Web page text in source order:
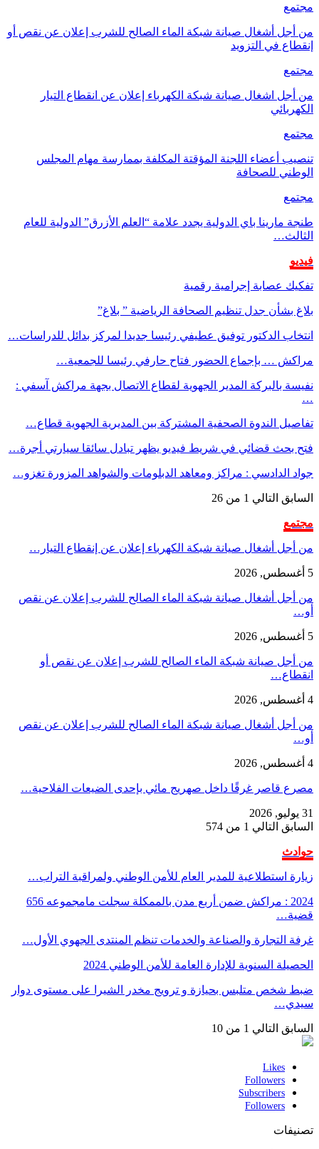
مجتمع
من أجل أشغال صيانة شبكة الماء الصالح للشرب إعلان عن نقص أو
إنقطاع في التزويد
مجتمع
من أجل اشغال صيانة شبكة الكهرباء إعلان عن انقطاع التيار
الكهربائي
مجتمع
تنصيب أعضاء اللجنة المؤقتة المكلفة بممارسة مهام المجلس
الوطني للصحافة
مجتمع
طنجة مارينا باي الدولية يجدد علامة “العلم الأزرق” الدولية للعام
الثالث…
فيديو
تفكيك عصابة إجرامية رقمية
بلاغ بشأن جدل تنظيم الصحافة الرياضية ” بلاغ”
انتخاب الدكتور توفيق عطيفي رئيسا جديدا لمركز بدائل للدراسات…
مراكش … بإجماع الحضور فتاح حارفي رئيسا للجمعية…
نفيسة بالبركة المدير الجهوية لقطاع الاتصال بجهة مراكش آسفي :
…
تفاصيل الندوة الصحفية المشتركة بين المديرية الجهوية قطاع…
فتح بحث قضائي في شريط فيديو يظهر تبادل سائقا سيارتي أجرة…
جواد الدادسي : مراكز ومعاهد الدبلومات والشواهد المزورة تغزو…
السابق التالي 1 من 26
مجتمع
من أجل أشغال صيانة شبكة الكهرباء إعلان عن إنقطاع التيار…
5 أغسطس, 2026
من أجل أشغال صيانة شبكة الماء الصالح للشرب إعلان عن نقص
أو…
5 أغسطس, 2026
من أجل صيانة شبكة الماء الصالح للشرب إعلان عن نقص أو
انقطاع…
4 أغسطس, 2026
من أجل أشغال صيانة شبكة الماء الصالح للشرب إعلان عن نقص
أو…
4 أغسطس, 2026
مصرع قاصر غرقًا داخل صهريج مائي بإحدى الضيعات الفلاحية…
31 يوليو, 2026
السابق التالي 1 من 574
حوادث
زيارة استطلاعية للمدير العام للأمن الوطني ولمراقبة التراب…
2024 : مراكش ضمن أربع مدن بالممكلة سجلت مامجموعه 656
قضية…
غرفة التجارة والصناعة والخدمات تنظم المنتدى الجهوي الأول…
الحصيلة السنوية للإدارة العامة للأمن الوطني 2024
ضبط شخص متلبس بحيازة و ترويج مخدر الشيرا على مستوى دوار
سيدي…
السابق التالي 1 من 10
Likes
Followers
Subscribers
Followers
تصنيفات